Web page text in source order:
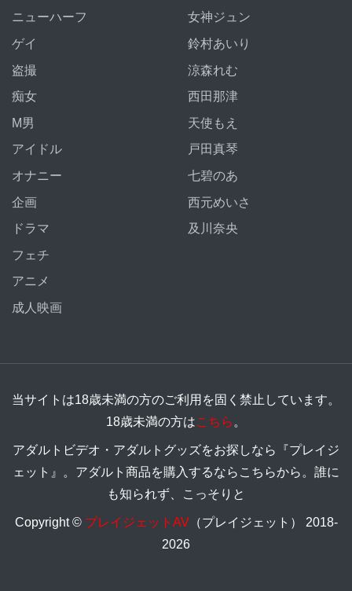
ニューハーフ
ゲイ
盗撮
痴女
M男
アイドル
オナニー
企画
ドラマ
フェチ
アニメ
成人映画
女神ジュン
鈴村あいり
涼森れむ
西田那津
天使もえ
戸田真琴
七碧のあ
西元めいさ
及川奈央
当サイトは18歳未満の方のご利用を固く禁止しています。
18歳未満の方はこちら 。
アダルトビデオ・アダルトグッズをお探しなら『プレイジ
ェット』。アダルト商品を購入するならこちらから。誰に
も知られず、こっそりと
Copyright © プレイジェットAV（プレイジェット） 2018-
2026